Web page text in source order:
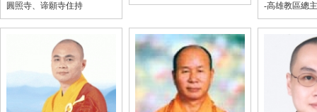
圓照寺、谛願寺住持 -高雄教區總